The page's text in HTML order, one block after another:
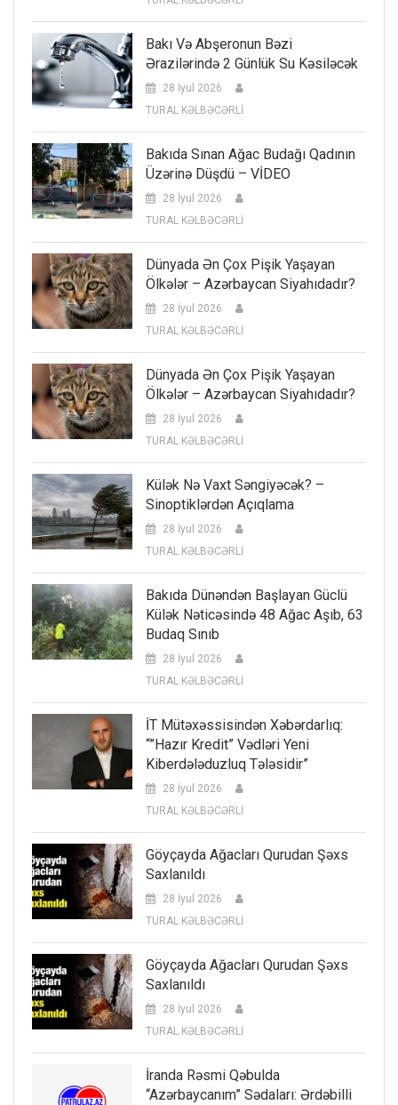
Bakı Və Abşeronun Bəzi
Ərazilərində 2 Günlük Su Kəsiləcək
28 İyul 2026
TURAL KƏLBƏCƏRLİ
Bakıda Sınan Ağac Budağı Qadının
Üzərinə Düşdü – VİDEO
28 İyul 2026
TURAL KƏLBƏCƏRLİ
Dünyada Ən Çox Pişik Yaşayan
Ölkələr – Azərbaycan Siyahıdadır?
28 İyul 2026
TURAL KƏLBƏCƏRLİ
Dünyada Ən Çox Pişik Yaşayan
Ölkələr – Azərbaycan Siyahıdadır?
28 İyul 2026
TURAL KƏLBƏCƏRLİ
Külək Nə Vaxt Səngiyəcək? –
Sinoptiklərdən Açıqlama
28 İyul 2026
TURAL KƏLBƏCƏRLİ
Bakıda Dünəndən Başlayan Güclü
Külək Nəticəsində 48 Ağac Aşıb, 63
Budaq Sınıb
28 İyul 2026
TURAL KƏLBƏCƏRLİ
İT Mütəxəssisindən Xəbərdarlıq:
“”Hazır Kredit” Vədləri Yeni
Kiberdələduzluq Tələsidir”
28 İyul 2026
TURAL KƏLBƏCƏRLİ
Göyçayda Ağacları Qurudan Şəxs
Saxlanıldı
28 İyul 2026
TURAL KƏLBƏCƏRLİ
Göyçayda Ağacları Qurudan Şəxs
Saxlanıldı
28 İyul 2026
TURAL KƏLBƏCƏRLİ
İranda Rəsmi Qəbulda
“Azərbaycanım” Sədaları: Ərdəbilli